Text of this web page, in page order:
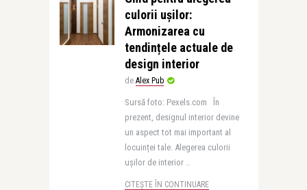
culorii ușilor:
Armonizarea cu
tendințele actuale de
design interior
de Alex Pub
Sursă foto: Pexels.com În
prezent, designul interior devine
un aspect tot mai important al
locuinței tale. Alegerea culorii
ușilor de interior ..
CITEȘTE ÎN CONTINUARE